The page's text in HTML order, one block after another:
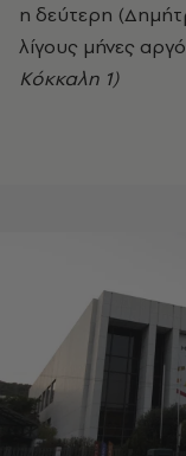
η δεύτερη
λίγους μήνες
Κόκκαλη 1)